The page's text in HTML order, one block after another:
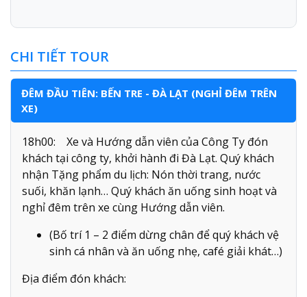
CHI TIẾT TOUR
ĐÊM ĐẦU TIÊN: BẾN TRE - ĐÀ LẠT (NGHỈ ĐÊM TRÊN
XE)
18h00: Xe và Hướng dẫn viên của Công Ty đón
khách tại công ty, khởi hành đi Đà Lạt. Quý khách
nhận Tặng phẩm du lịch: Nón thời trang, nước
suối, khăn lạnh… Quý khách ăn uống sinh hoạt và
nghỉ đêm trên xe cùng Hướng dẫn viên.
(Bố trí 1 – 2 điểm dừng chân để quý khách vệ
sinh cá nhân và ăn uống nhẹ, café giải khát…)
Địa điểm đón khách: